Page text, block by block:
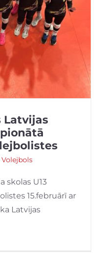
Latvijas
Volejbols
skolas U13
15.februārī ar
Latvijas